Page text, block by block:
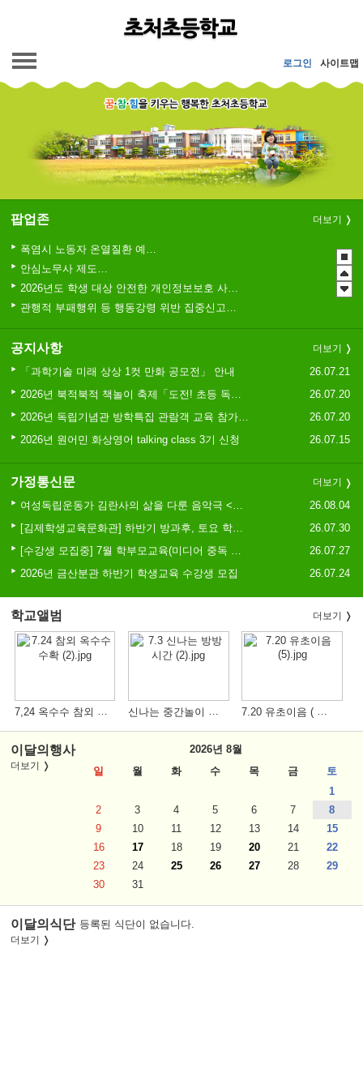
로그인 사이트맵
팝업존 더보기
2026년 초등학교 4학년 구강건강 진료지원 사업 안내
청소년 도박예방 카드뉴스
관행적 부패행위 등 행동강령 위반 집중신고기간 운영
2026년도 학생 대상 안전한 개인정보보호 사례 공모전
안심노무사 제도 홍보
폭염시 노동자 온열질환 예방수칙
2026 학생 성장 지원 학부모 아카데미 운영
공지사항 더보기
「과학기술 미래 상상 1컷 만화 공모전」 안내
26.07.21
2026년 북적북적 책놀이 축제「도전! 초등 독서골든벨」등 참여자 모집
26.07.20
2026년 독립기념관 방학특집 관람객 교육 참가가족 모집
26.07.20
2026년 원어민 화상영어 talking class 3기 신청
26.07.15
가정통신문 더보기
여성독립운동가 김란사의 삶을 다룬 음악극 <그들의 삶> 관람 안내
26.08.04
[김제학생교육문화관] 하반기 방과후, 토요 학생교육 프로그램 수강생 모집 안내
26.07.30
[수강생 모집중] 7월 학부모교육(미디어 중독 예방교육)
26.07.27
2026년 금산분관 하반기 학생교육 수강생 모집
26.07.24
학교앨범 더보기
7,24 옥수수 참외 수확 신나는 중간놀이 시간 (방방) 7.20 유초이음 ( 물놀이)
이달의행사
더보기
2026년 8월
일
월 화 수 목 금
토
1
2
3 4 5 6 7
8
9
10 11 12 13 14
15
16
17 18 19 20 21
22
23
24 25 26 27 28
29
30
31
이달의식단
더보기
등록된 식단이 없습니다.